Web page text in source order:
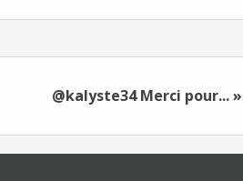
@kalyste34 Merci pour... »